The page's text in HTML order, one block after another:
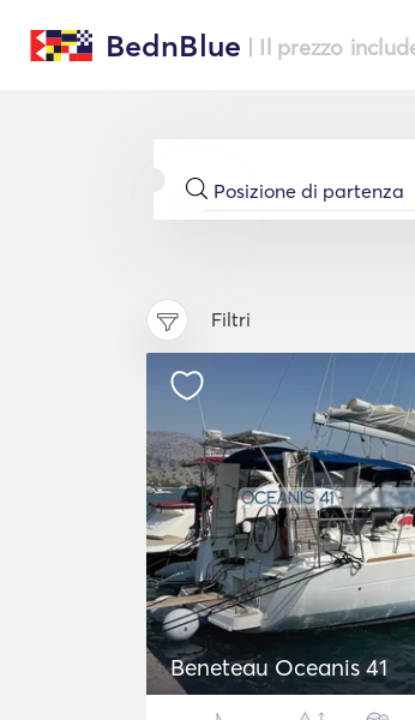
BednBlue | Il prezzo
Filtri
Beneteau Oceanis 41